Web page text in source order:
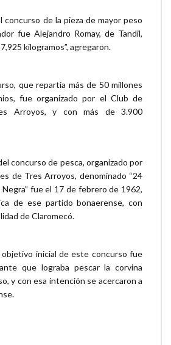
concurso de la pieza de mayor peso
fue Alejandro Romay, de Tandil,
kilogramos”, agregaron.
que repartía más de 50 millones
fue organizado por el Club de
Arroyos, y con más de 3.900
concurso de pesca, organizado por
de Tres Arroyos, denominado “24
fue el 17 de febrero de 1962,
de ese partido bonaerense, con
de Claromecó.
objetivo inicial de este concurso fue
que lograba pescar la corvina
y con esa intención se acercaron a